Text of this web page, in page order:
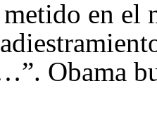
en el
Obama